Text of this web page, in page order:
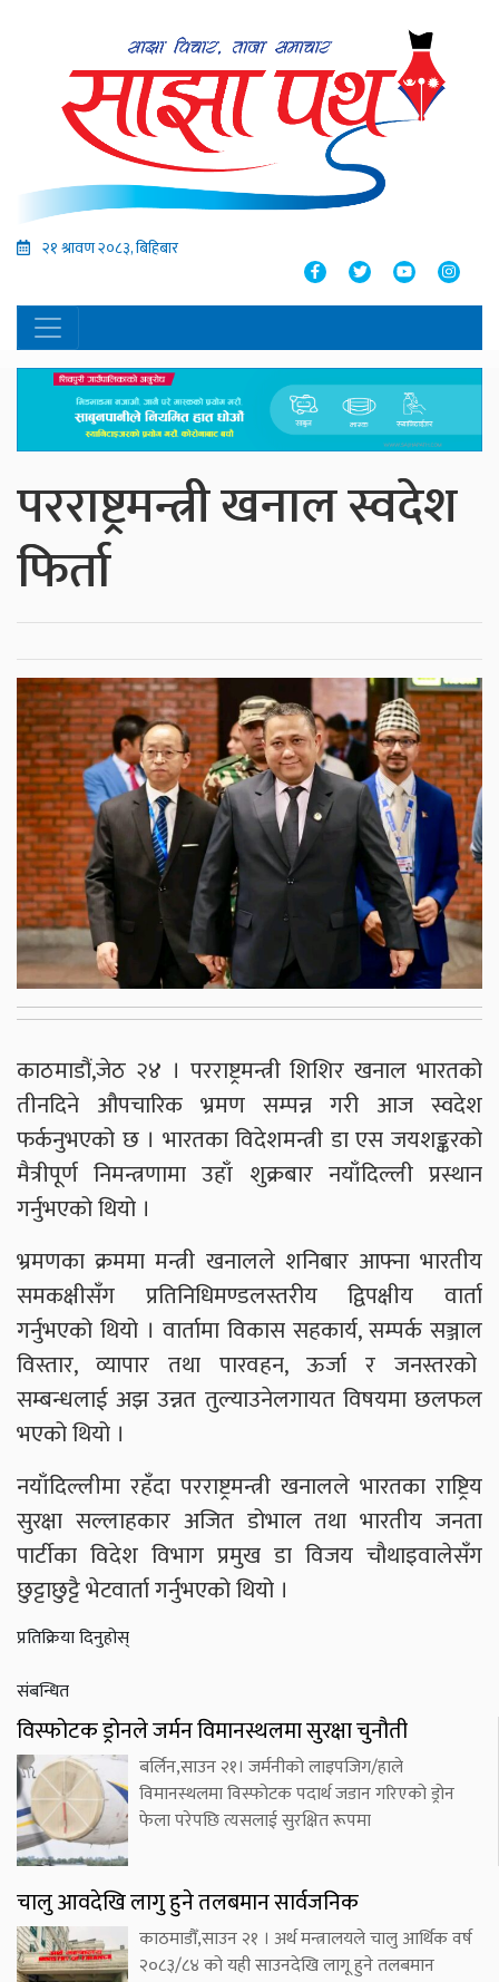
२१ श्रावण २०८३, बिहिबार
परराष्ट्रमन्त्री खनाल स्वदेश
फिर्ता
काठमाडौं,जेठ २४ । परराष्ट्रमन्त्री शिशिर खनाल भारतको
तीनदिने औपचारिक भ्रमण सम्पन्न गरी आज स्वदेश
फर्कनुभएको छ । भारतका विदेशमन्त्री डा एस जयशङ्करको
मैत्रीपूर्ण निमन्त्रणामा उहाँ शुक्रबार नयाँदिल्ली प्रस्थान
गर्नुभएको थियो ।
भ्रमणका क्रममा मन्त्री खनालले शनिबार आफ्ना भारतीय
समकक्षीसँग प्रतिनिधिमण्डलस्तरीय द्विपक्षीय वार्ता
गर्नुभएको थियो । वार्तामा विकास सहकार्य, सम्पर्क सञ्जाल
विस्तार, व्यापार तथा पारवहन, ऊर्जा र जनस्तरको
सम्बन्धलाई अझ उन्नत तुल्याउनेलगायत विषयमा छलफल
भएको थियो ।
नयाँदिल्लीमा रहँदा परराष्ट्रमन्त्री खनालले भारतका राष्ट्रिय
सुरक्षा सल्लाहकार अजित डोभाल तथा भारतीय जनता
पार्टीका विदेश विभाग प्रमुख डा विजय चौथाइवालेसँग
छुट्टाछुट्टै भेटवार्ता गर्नुभएको थियो ।
प्रतिक्रिया दिनुहोस्
संबन्धित
विस्फोटक ड्रोनले जर्मन विमानस्थलमा सुरक्षा चुनौती
बर्लिन,साउन २१। जर्मनीको लाइपजिग/हाले
विमानस्थलमा विस्फोटक पदार्थ जडान गरिएको ड्रोन
फेला परेपछि त्यसलाई सुरक्षित रूपमा
चालु आवदेखि लागु हुने तलबमान सार्वजनिक
काठमाडौँ,साउन २१ । अर्थ मन्त्रालयले चालु आर्थिक वर्ष
२०८३/८४ को यही साउनदेखि लागू हुने तलबमान